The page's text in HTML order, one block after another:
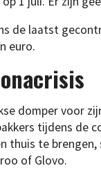
de laatst
euro.
domper voor
tijdens de
thuis te
of Glovo.